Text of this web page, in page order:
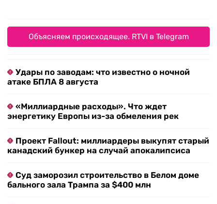
Объясняем происходящее. RTVI в Telegram
Удары по заводам: что известно о ночной
атаке БПЛА 8 августа
«Миллиардные расходы». Что ждет
энергетику Европы из-за обмеления рек
Проект Fallout: миллиардеры выкупят старый
канадский бункер на случай апокалипсиса
Суд заморозил строительство в Белом доме
бального зала Трампа за $400 млн